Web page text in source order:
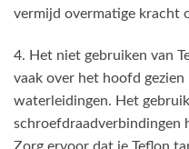
vermijd overmatige kracht
4. Het niet gebruiken van
vaak over het hoofd
waterleidingen. Het
schroefdraadverbindingen